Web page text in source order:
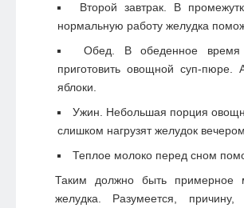
Второй завтрак. В
нормальную работу желудка
Обед. В обеденное время
приготовить овощной суп-
яблоки.
Ужин. Небольшая порция
слишком нагрузят желудок
Теплое молоко перед сном
Таким должно быть примерное
желудка. Разумеется,